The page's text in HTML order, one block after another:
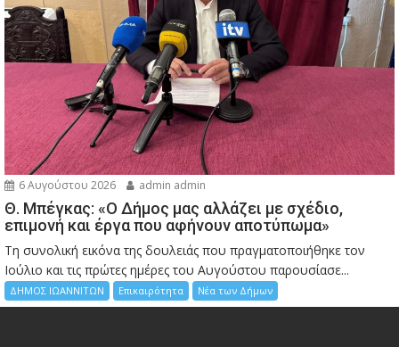
6 Αυγούστου 2026 admin admin
Θ. Μπέγκας: «Ο Δήμος μας αλλάζει με σχέδιο,
επιμονή και έργα που αφήνουν αποτύπωμα»
Τη συνολική εικόνα της δουλειάς που πραγματοποιήθηκε τον
Ιούλιο και τις πρώτες ημέρες του Αυγούστου παρουσίασε...
ΔΗΜΟΣ ΙΩΑΝΝΙΤΩΝ Επικαιρότητα Νέα των Δήμων